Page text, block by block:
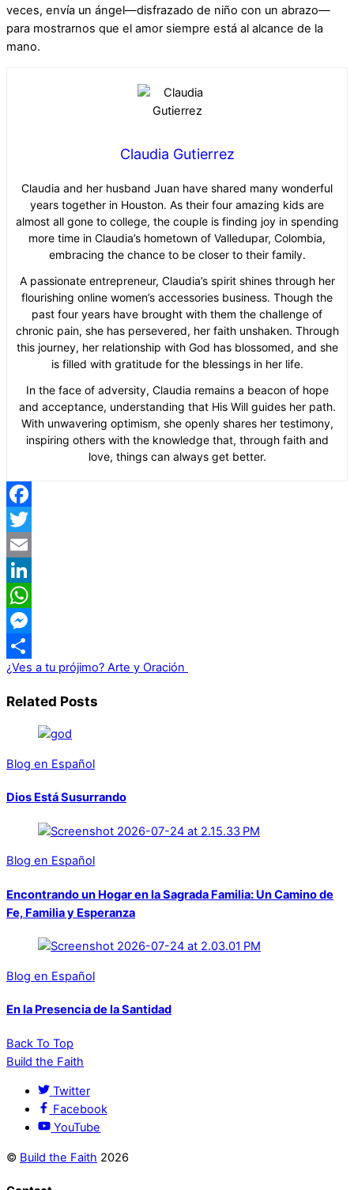
veces, envía un ángel—disfrazado de niño con un abrazo—
para mostrarnos que el amor siempre está al alcance de la
mano.
Claudia Gutierrez
Claudia and her husband Juan have shared many wonderful
years together in Houston. As their four amazing kids are
almost all gone to college, the couple is finding joy in spending
more time in Claudia’s hometown of Valledupar, Colombia,
embracing the chance to be closer to their family.
A passionate entrepreneur, Claudia’s spirit shines through her
flourishing online women’s accessories business. Though the
past four years have brought with them the challenge of
chronic pain, she has persevered, her faith unshaken. Through
this journey, her relationship with God has blossomed, and she
is filled with gratitude for the blessings in her life.
In the face of adversity, Claudia remains a beacon of hope
and acceptance, understanding that His Will guides her path.
With unwavering optimism, she openly shares her testimony,
inspiring others with the knowledge that, through faith and
love, things can always get better.
Facebook
Twitter
Email
LinkedIn
WhatsApp
Messenger
Share
¿Ves a tu prójimo? Arte y Oración
Related Posts
Blog en Español
Dios Está Susurrando
Blog en Español
Encontrando un Hogar en la Sagrada Familia: Un Camino de
Fe, Familia y Esperanza
Blog en Español
En la Presencia de la Santidad
Back To Top
Build the Faith
Twitter
Facebook
YouTube
© Build the Faith 2026